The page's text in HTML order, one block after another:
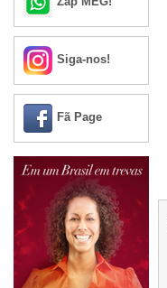
Siga-nos!
Fã Page